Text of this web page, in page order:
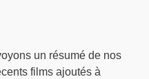
un résumé de nos
films ajoutés à